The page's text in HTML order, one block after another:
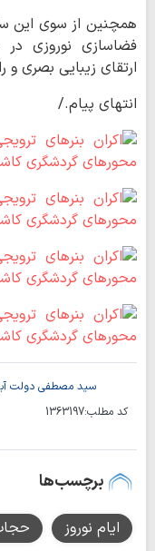
همچنین از سوی این
فضاسازی نوروزی در
ارتقای زیبایی بصری
انتهای پیام./
سید مصطفی دولت
کد مطلب:1363197
برچسب‌ها
ایام نوروز